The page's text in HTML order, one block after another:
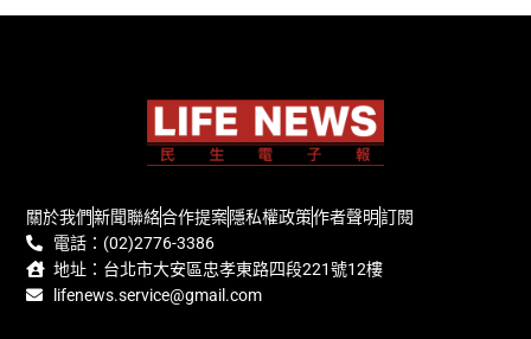
關於我們新聞聯絡合作提案隱私權政策作者聲明訂閱
電話：(02)2776-3386
地址：台北市大安區忠孝東路四段221號12樓
lifenews.service@gmail.com